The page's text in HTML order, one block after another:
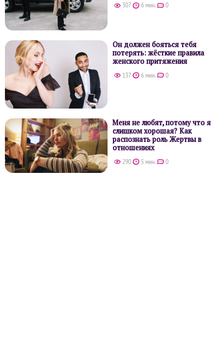
307 6 мин. 0
Он должен бояться тебя
потерять: жёсткие правила
женского притяжения
137 6 мин. 0
Меня не любят, потому что я
слишком хорошая? Как
распознать роль Жертвы в
отношениях
290 5 мин. 0